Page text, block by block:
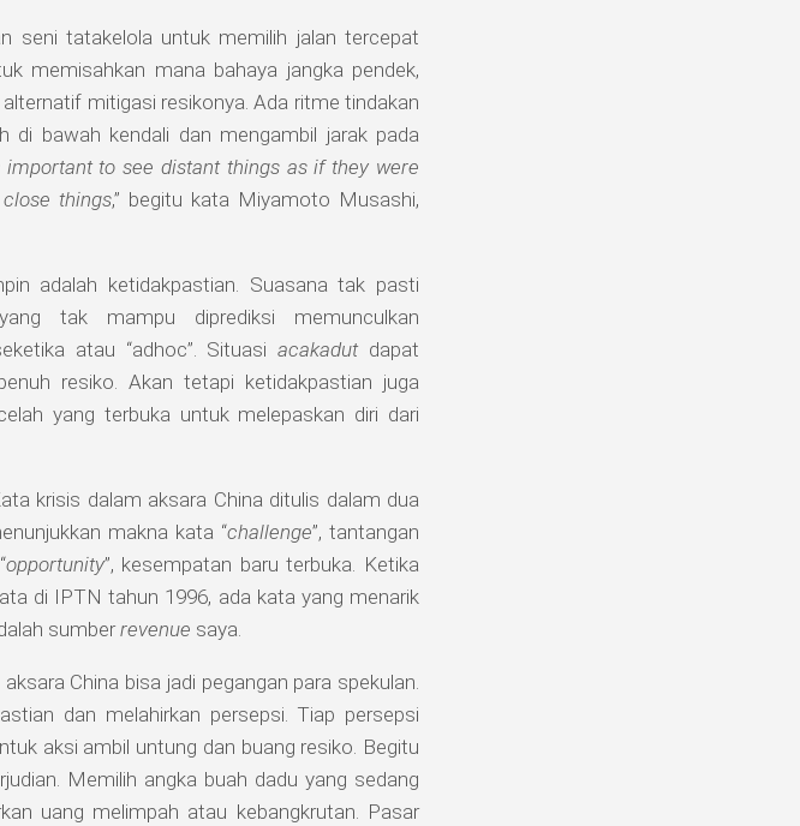
seni tatakelola untuk memilih jalan tercepat
memisahkan mana bahaya jangka pendek,
mitigasi resikonya. Ada ritme tindakan
di bawah kendali dan mengambil jarak pada
to see distant things as if they were
things,” begitu kata Miyamoto Musashi,
adalah ketidakpastian. Suasana tak pasti
tak mampu diprediksi memunculkan
atau “adhoc”. Situasiacakadutdapat
resiko. Akan tetapi ketidakpastian juga
yang terbuka untuk melepaskan diri dari
krisis dalam aksara China ditulis dalam dua
makna kata “challenge”, tantangan
opportunity”, kesempatan baru terbuka. Ketika
di IPTN tahun 1996, ada kata yang menarik
sumberrevenue saya.
China bisa jadi pegangan para spekulan.
dan melahirkan persepsi. Tiap persepsi
aksi ambil untung dan buang resiko. Begitu
Memilih angka buah dadu yang sedang
uang melimpah atau kebangkrutan. Pasar